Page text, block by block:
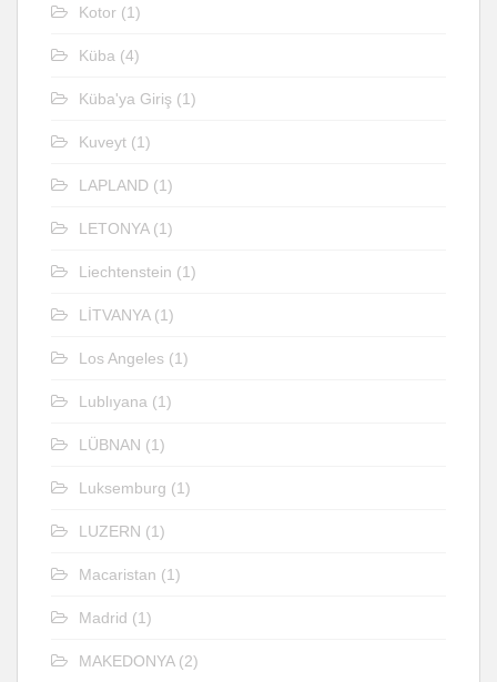
Kotor (1)
Küba (4)
Küba'ya Giriş (1)
Kuveyt (1)
LAPLAND (1)
LETONYA(1)
Liechtenstein (1)
LİTVANYA(1)
Los Angeles (1)
Lublıyana (1)
LÜBNAN (1)
Luksemburg (1)
LUZERN (1)
Macaristan (1)
Madrid (1)
MAKEDONYA(2)